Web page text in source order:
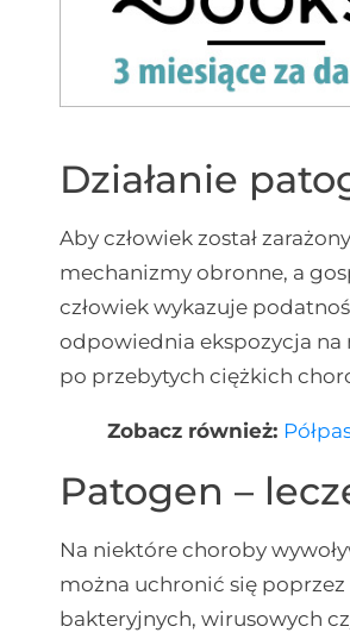
Działanie
Aby człowiek został
mechanizmy obronne, a
człowiek wykazuje
odpowiednia ekspozycja na
po przebytych ciężkich
Zobacz również:
Patogen –
Na niektóre choroby
można uchronić się
bakteryjnych, wirusowych